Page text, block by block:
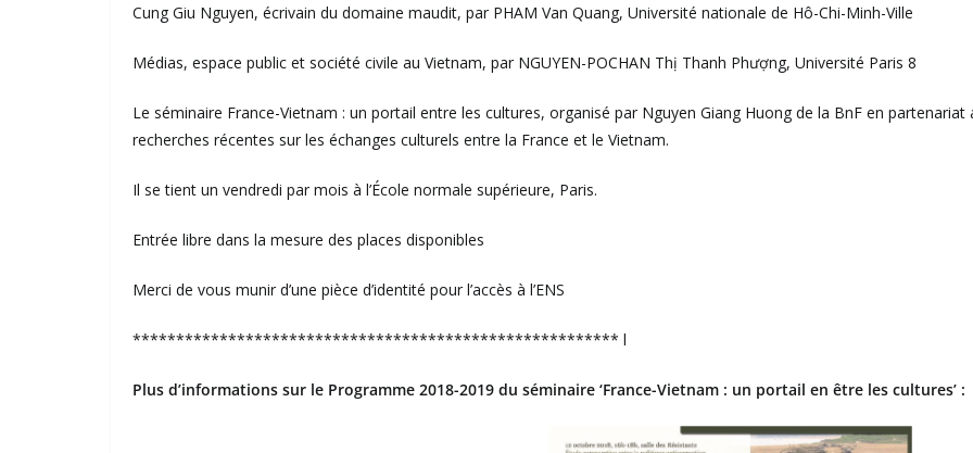
Cung Giu Nguyen, écrivain du domaine maudit, par PHAM Van Quang, Université nationale de Hô-Chi-Minh-Ville
Médias, espace public et société civile au Vietnam, par NGUYEN-POCHAN Thị Thanh Phượng, Université Paris 8
Le séminaire France-Vietnam : un portail entre les cultures, organisé par Nguyen Giang Huong de la BnF en
recherches récentes sur les échanges culturels entre la France et le Vietnam.
Il se tient un vendredi par mois à l’École normale supérieure, Paris.
Entrée libre dans la mesure des places disponibles
Merci de vous munir d’une pièce d’identité pour l’accès à l’ENS
******************************************************** l
Plus d’informations sur le Programme 2018-2019 du séminaire ‘France-Vietnam : un portail en être les cultures’ :